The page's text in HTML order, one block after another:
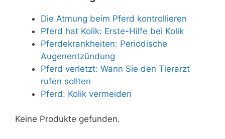
Die Atmung beim Pferd kontrollieren
Pferd hat Kolik: Erste-Hilfe bei Kolik
Pferdekrankheiten: Periodische
Augenentzündung
Pferd verletzt: Wann Sie den Tierarzt
rufen sollten
Pferd: Kolik vermeiden
Keine Produkte gefunden.